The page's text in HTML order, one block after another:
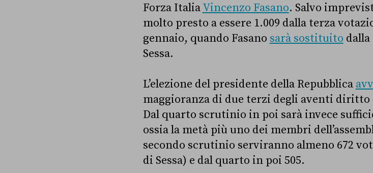
Forza ItaliaVincenzo Fasano. Salvo
molto presto a essere 1.009 dalla terza
gennaio, quando Fasano sarà sostituito
Sessa.
L’elezione del presidente della Repubblica
maggioranza di due terzi degli aventi
Dal quarto scrutinio in poi sarà invece
ossia la metà più uno dei membri
secondo scrutinio serviranno almeno 672
di Sessa) e dal quarto in poi 505.